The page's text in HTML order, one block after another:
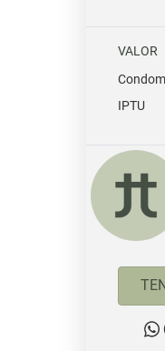
VALOR
IPTU